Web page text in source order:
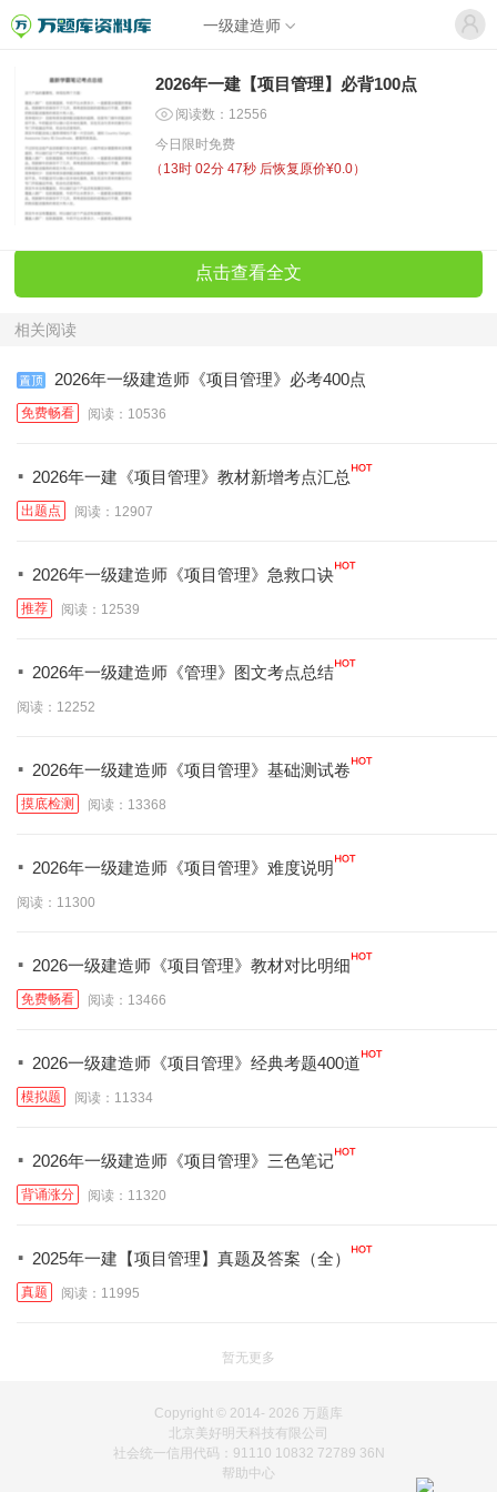
一级建造师
2026年一建【项目管理】必背100点
阅读数：12556
今日限时免费
（ 13时 02分 47秒 后恢复原价¥0.0）
点击查看全文
相关阅读
2026年一级建造师《项目管理》必考400点
免费畅看 阅读：10536
· 2026年一建《项目管理》教材新增考点汇总
出题点 阅读：12907
· 2026年一级建造师《项目管理》急救口诀
推荐 阅读：12539
· 2026年一级建造师《管理》图文考点总结
阅读：12252
· 2026年一级建造师《项目管理》基础测试卷
摸底检测 阅读：13368
· 2026年一级建造师《项目管理》难度说明
阅读：11300
· 2026一级建造师《项目管理》教材对比明细
免费畅看 阅读：13466
· 2026一级建造师《项目管理》经典考题400道
模拟题 阅读：11334
· 2026年一级建造师《项目管理》三色笔记
背诵涨分 阅读：11320
· 2025年一建【项目管理】真题及答案（全）
真题 阅读：11995
暂无更多
Copyright © 2014- 2026 万题库
北京美好明天科技有限公司
社会统一信用代码：91110 10832 72789 36N
帮助中心